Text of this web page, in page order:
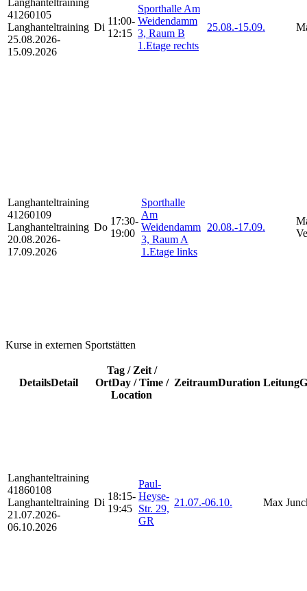
41260105
Langhanteltraining
25.08.2026-
15.09.2026
Di
11:00-
12:15
Sporthalle Am
Weidendamm
3, Raum B
1.Etage rechts
25.08.-15.09.
Langhanteltraining
41260109
Langhanteltraining
20.08.2026-
17.09.2026
Do
17:30-
19:00
Sporthalle
Am
Weidendamm
3, Raum A
1.Etage links
20.08.-17.09.
Kurse in externen Sportstätten
DetailsDetail
Tag / Zeit /
OrtDay / Time /
Location
ZeitraumDuration Leitung
Langhanteltraining
41860108
Langhanteltraining
21.07.2026-
06.10.2026
Di
18:15-
19:45
Paul-
Heyse-
Str. 29,
GR
21.07.-06.10. Max